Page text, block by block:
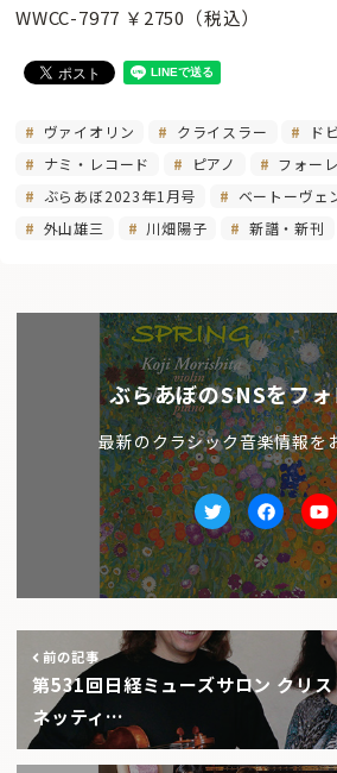
WWCC-7977 ￥2750（税込）
ヴァイオリン クライスラー
ド
ナミ・レコード
ピアノ
フォーレ
ぶらあぼ2023年1月号
ベートーヴェ
外山雄三
川畑陽子 新譜・新刊
ぶらあぼのSNSをフ
最新のクラシック音楽情報を
Twitter
前の記事
第531回日経ミューズサロン クリ
ネッティ…